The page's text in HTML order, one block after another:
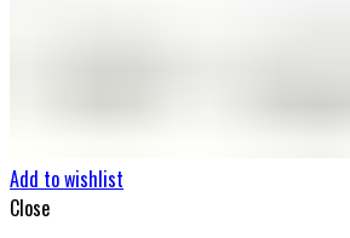
Add to wishlist
Close